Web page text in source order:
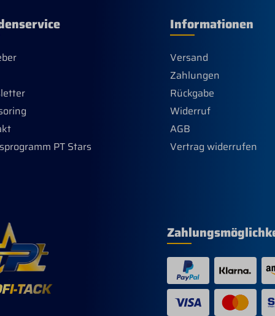
PT Stars
Informationen
Versand
Zahlungen
Rückgabe
Widerruf
AGB
Vertrag widerrufen